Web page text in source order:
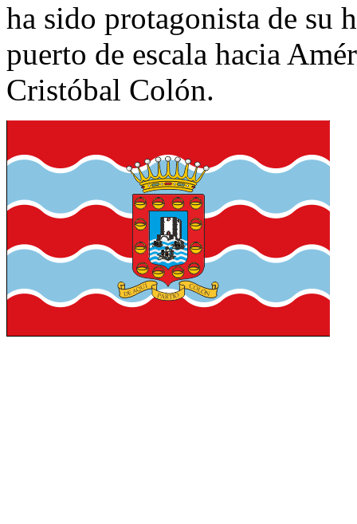
ha sido protagonista de su
puerto de escala hacia
Cristóbal Colón.